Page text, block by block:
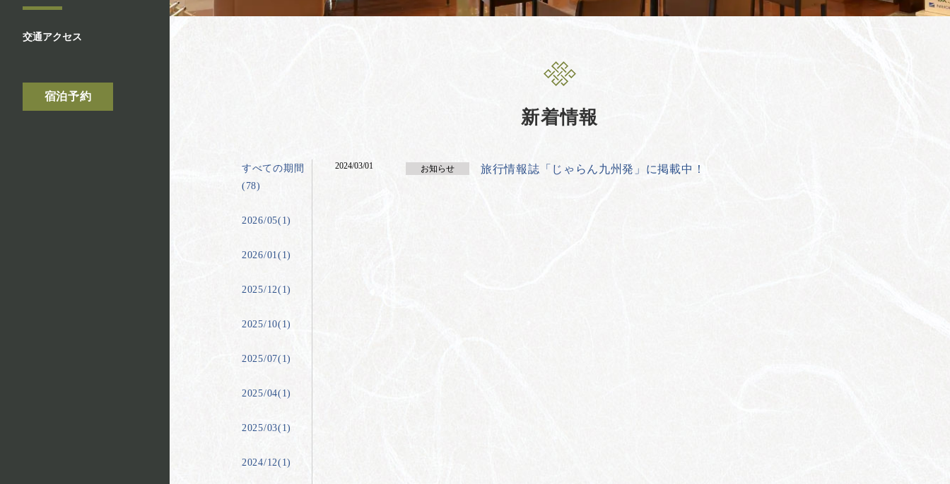
交通アクセス
宿泊予約
新着情報
すべての期間
(78)
2026/05(1)
2026/01(1)
2025/12(1)
2025/10(1)
2025/07(1)
2025/04(1)
2025/03(1)
2024/12(1)
2024/03/01 お知らせ 旅行情報誌「じゃらん九州発」に掲載中！